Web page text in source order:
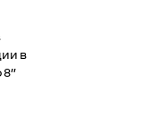
в